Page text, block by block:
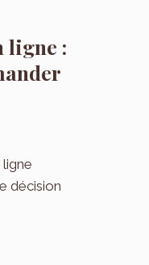
ligne :
ligne
décision